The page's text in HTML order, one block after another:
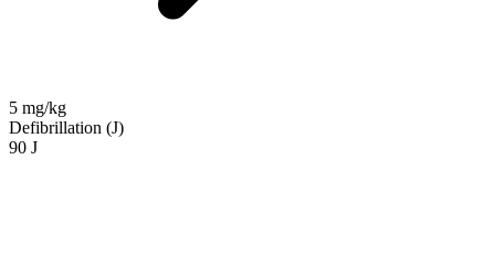
5 mg/kg
Defibrillation (J)
90 J